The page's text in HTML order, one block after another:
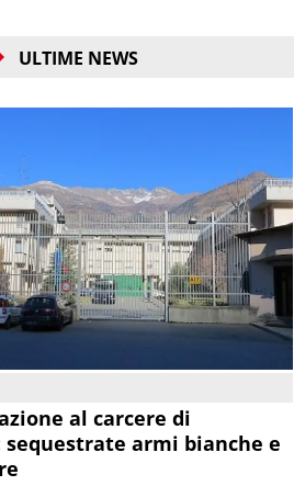
ULTIME NEWS
al carcere di
sequestrate armi bianche e